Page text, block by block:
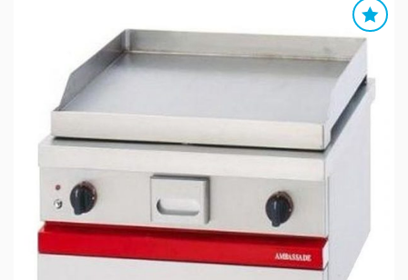
AJOUTER
AU DEVIS